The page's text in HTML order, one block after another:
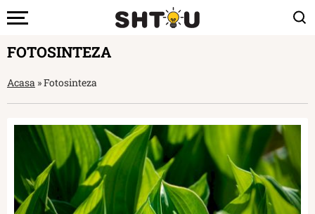
FOTOSINTEZA
Acasa »Fotosinteza